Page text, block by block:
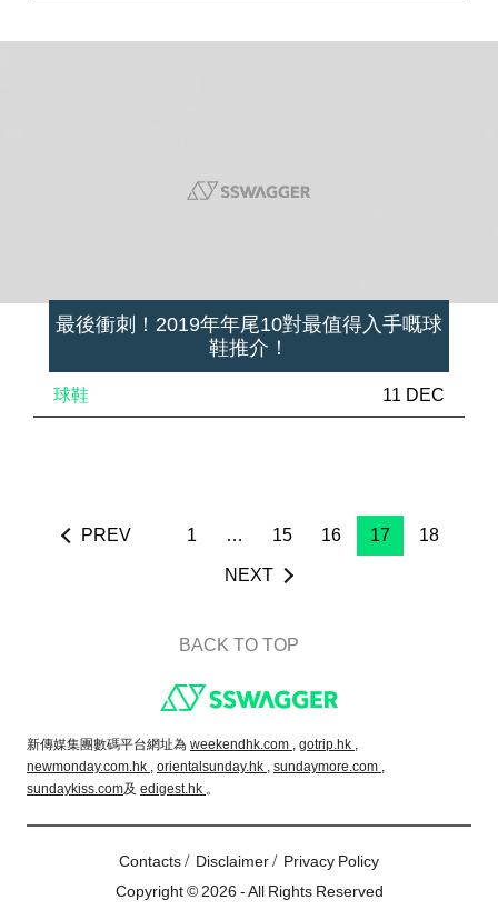
最後衝刺！2019年年尾10對最值得入手嘅球
鞋推介！
球鞋 11 DEC
PREV 1 … 15 16 17 18
NEXT
BACK TO TOP
新傳媒集團數碼平台網址為 weekendhk.com , gotrip.hk ,
newmonday.com.hk , orientalsunday.hk , sundaymore.com ,
sundaykiss.com及 edigest.hk 。
Contacts/ Disclaimer/ Privacy Policy
Copyright © 2026 - All Rights Reserved